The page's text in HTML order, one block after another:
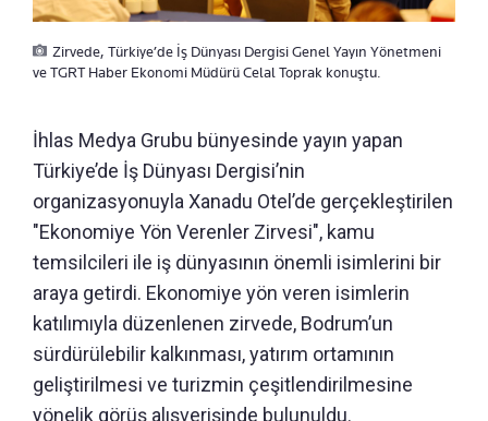
Zirvede, Türkiye’de İş Dünyası Dergisi Genel Yayın Yönetmeni
ve TGRT Haber Ekonomi Müdürü Celal Toprak konuştu.
İhlas Medya Grubu bünyesinde yayın yapan
Türkiye’de İş Dünyası Dergisi’nin
organizasyonuyla Xanadu Otel’de gerçekleştirilen
"Ekonomiye Yön Verenler Zirvesi", kamu
temsilcileri ile iş dünyasının önemli isimlerini bir
araya getirdi. Ekonomiye yön veren isimlerin
katılımıyla düzenlenen zirvede, Bodrum’un
sürdürülebilir kalkınması, yatırım ortamının
geliştirilmesi ve turizmin çeşitlendirilmesine
yönelik görüş alışverişinde bulunuldu.